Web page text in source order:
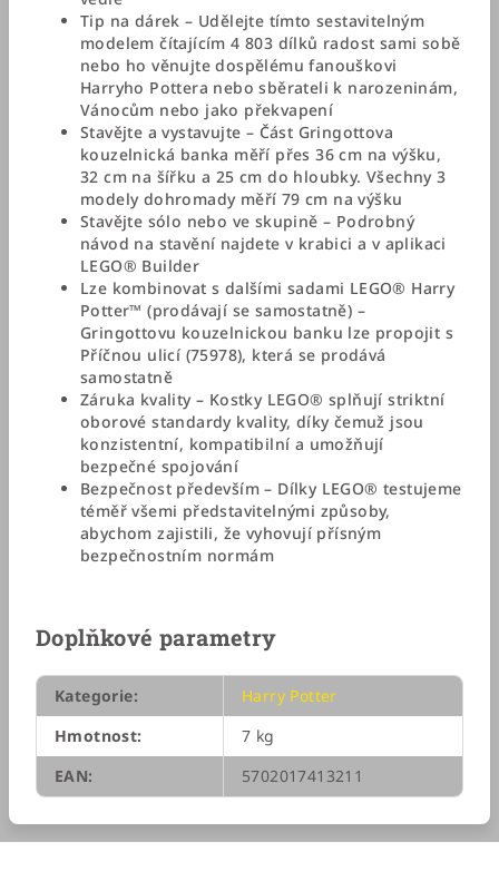
Tip na dárek – Udělejte tímto sestavitelným
modelem čítajícím 4 803 dílků radost sami sobě
nebo ho věnujte dospělému fanouškovi
Harryho Pottera nebo sběrateli k narozeninám,
Vánocům nebo jako překvapení
Stavějte a vystavujte – Část Gringottova
kouzelnická banka měří přes 36 cm na výšku,
32 cm na šířku a 25 cm do hloubky. Všechny 3
modely dohromady měří 79 cm na výšku
Stavějte sólo nebo ve skupině – Podrobný
návod na stavění najdete v krabici a v aplikaci
LEGO® Builder
Lze kombinovat s dalšími sadami LEGO® Harry
Potter™ (prodávají se samostatně) –
Gringottovu kouzelnickou banku lze propojit s
Příčnou ulicí (75978), která se prodává
samostatně
Záruka kvality – Kostky LEGO® splňují striktní
oborové standardy kvality, díky čemuž jsou
konzistentní, kompatibilní a umožňují
bezpečné spojování
Bezpečnost především – Dílky LEGO® testujeme
téměř všemi představitelnými způsoby,
abychom zajistili, že vyhovují přísným
bezpečnostním normám
Doplňkové parametry
Kategorie:
Harry Potter
Hmotnost:
7 kg
EAN: 5702017413211